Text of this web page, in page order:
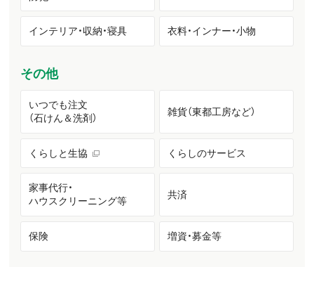
インテリア・収納・寝具 衣料・インナー・小物
その他
いつでも注文
（石けん＆洗剤）
雑貨（東都工房など）
くらしと生協 くらしのサービス
家事代行・
ハウスクリーニング等
共済
保険 増資・募金等